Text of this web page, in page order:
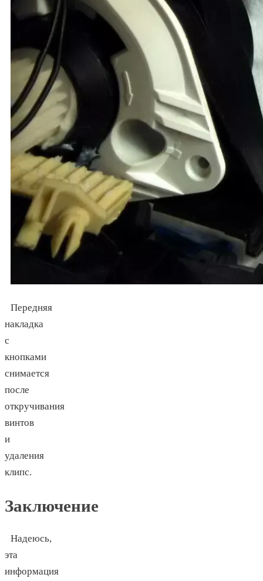
Передняя
накладка
с
кнопками
снимается
после
откручивания
винтов
и
удаления
клипс.
Заключение
Надеюсь,
эта
информация